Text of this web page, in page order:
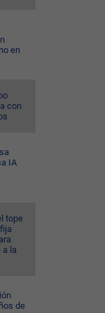
en
con
IA
tope
a la
de